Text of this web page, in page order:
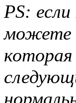
PS:
можете